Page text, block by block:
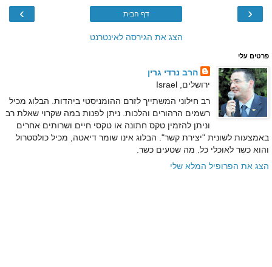
‹
› דף הבית
הצג את הגירסה לאינטרנט
פרטים עלי
הרב נרדי גרין
ירושלים, Israel
רב חילוני המשתייך לזרם ההומניסטי ביהדות. הבלוג מכיל
רשמים הרהורים והלכות. ניתן לפנות במה שקרוי שאלת רב
וניתן להזמין טקס חתונה או טקסי חיים ושרותים אחרים
באמצעות לשונית "יצירת קשר". הבלוג אינו שומר דיאטה, מכיל כולסטרול
והוא כשר לאוכלי כל. מה שטעים כשר.
הצג את הפרופיל המלא שלי